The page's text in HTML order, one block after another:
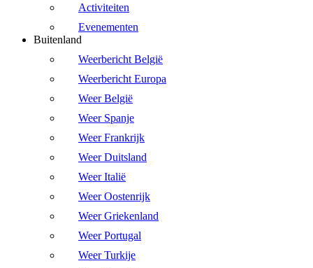
Activiteiten
Evenementen
Buitenland
Weerbericht België
Weerbericht Europa
Weer België
Weer Spanje
Weer Frankrijk
Weer Duitsland
Weer Italië
Weer Oostenrijk
Weer Griekenland
Weer Portugal
Weer Turkije